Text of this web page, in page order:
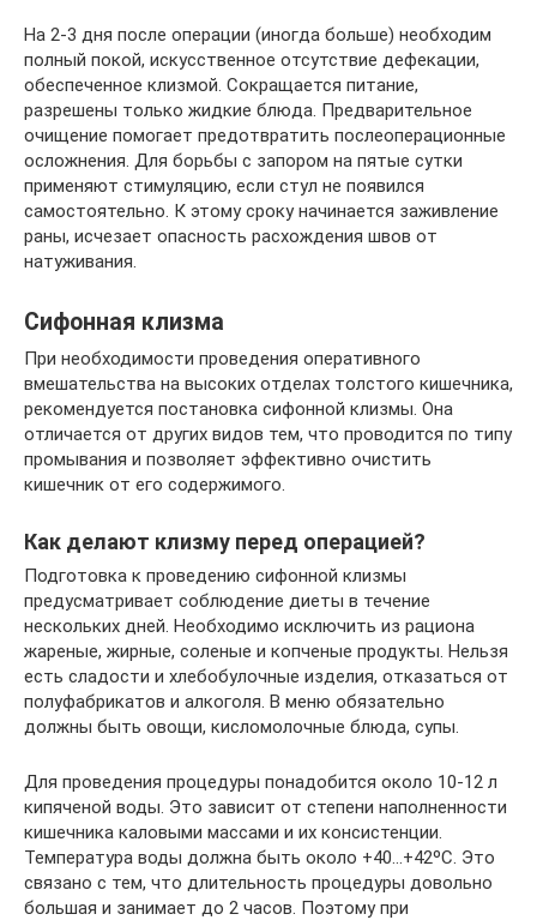
На 2-3 дня после операции (иногда больше) необходим
полный покой, искусственное отсутствие дефекации,
обеспеченное клизмой. Сокращается питание,
разрешены только жидкие блюда. Предварительное
очищение помогает предотвратить послеоперационные
осложнения. Для борьбы с запором на пятые сутки
применяют стимуляцию, если стул не появился
самостоятельно. К этому сроку начинается заживление
раны, исчезает опасность расхождения швов от
натуживания.
Сифонная клизма
При необходимости проведения оперативного
вмешательства на высоких отделах толстого кишечника,
рекомендуется постановка сифонной клизмы. Она
отличается от других видов тем, что проводится по типу
промывания и позволяет эффективно очистить
кишечник от его содержимого.
Как делают клизму перед операцией?
Подготовка к проведению сифонной клизмы
предусматривает соблюдение диеты в течение
нескольких дней. Необходимо исключить из рациона
жареные, жирные, соленые и копченые продукты. Нельзя
есть сладости и хлебобулочные изделия, отказаться от
полуфабрикатов и алкоголя. В меню обязательно
должны быть овощи, кисломолочные блюда, супы.
Для проведения процедуры понадобится около 10-12 л
кипяченой воды. Это зависит от степени наполненности
кишечника каловыми массами и их консистенции.
Температура воды должна быть около +40…+42ºС. Это
связано с тем, что длительность процедуры довольно
большая и занимает до 2 часов. Поэтому при